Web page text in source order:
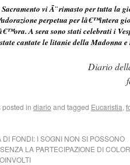
Sacramento vi Ã¨ rimasto per tutta la
perpetua per lâ€™intera
A sera sono stati celebrati i
cantate le litanie della Madonna
Diario
posted in diario and tagged Eucaristia,
DI FONDI: I SOGNI NON SI POSSONO
LA PARTECIPAZIONE DI